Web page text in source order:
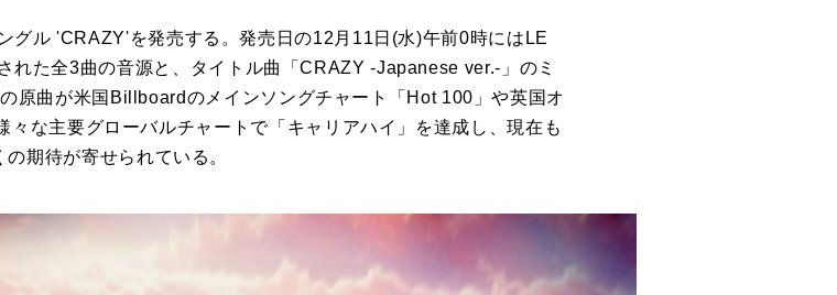
グル 'CRAZY'を発売する。発売日の12月11日(水)午前0時にはLE
た全3曲の音源と、タイトル曲「CRAZY -Japanese ver.-」のミ
原曲が米国Billboardのメインソングチャート「Hot 100」や英国オ
な主要グローバルチャートで「キャリアハイ」を達成し、現在も
期待が寄せられている。